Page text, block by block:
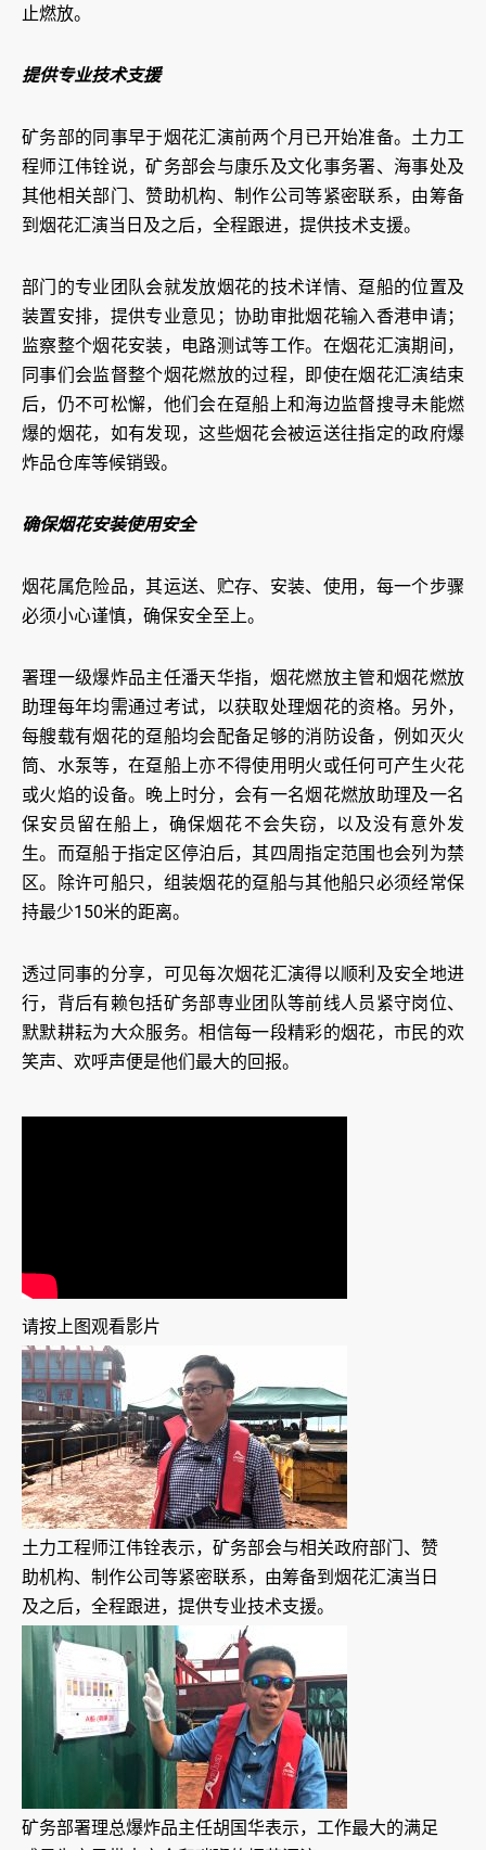
止燃放。
提供专业技术支援
矿务部的同事早于烟花汇演前两个月已开始准备。土力工
程师江伟铨说，矿务部会与康乐及文化事务署、海事处及
其他相关部门、赞助机构、制作公司等紧密联系，由筹备
到烟花汇演当日及之后，全程跟进，提供技术支援。
部门的专业团队会就发放烟花的技术详情、趸船的位置及
装置安排，提供专业意见；协助审批烟花输入香港申请；
监察整个烟花安装，电路测试等工作。在烟花汇演期间，
同事们会监督整个烟花燃放的过程，即使在烟花汇演结束
后，仍不可松懈，他们会在趸船上和海边监督搜寻未能燃
爆的烟花，如有发现，这些烟花会被运送往指定的政府爆
炸品仓库等候销毁。
确保烟花安装使用安全
烟花属危险品，其运送、贮存、安装、使用，每一个步骤
必须小心谨慎，确保安全至上。
署理一级爆炸品主任潘天华指，烟花燃放主管和烟花燃放
助理每年均需通过考试，以获取处理烟花的资格。另外，
每艘载有烟花的趸船均会配备足够的消防设备，例如灭火
筒、水泵等，在趸船上亦不得使用明火或任何可产生火花
或火焰的设备。晚上时分，会有一名烟花燃放助理及一名
保安员留在船上，确保烟花不会失窃，以及没有意外发
生。而趸船于指定区停泊后，其四周指定范围也会列为禁
区。除许可船只，组装烟花的趸船与其他船只必须经常保
持最少150米的距离。
透过同事的分享，可见每次烟花汇演得以顺利及安全地进
行，背后有赖包括矿务部専业团队等前线人员紧守岗位、
默默耕耘为大众服务。相信每一段精彩的烟花，市民的欢
笑声、欢呼声便是他们最大的回报。
请按上图观看影片
土力工程师江伟铨表示，矿务部会与相关政府部门、赞
助机构、制作公司等紧密联系，由筹备到烟花汇演当日
及之后，全程跟进，提供专业技术支援。
矿务部署理总爆炸品主任胡国华表示，工作最大的满足